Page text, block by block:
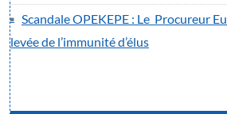
Scandale OPEKEPE : Le Procureur
levée de l’immunité d’élus